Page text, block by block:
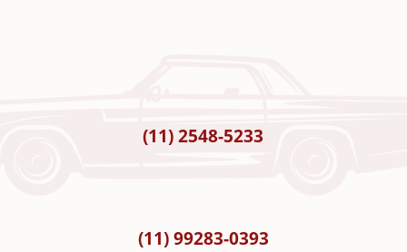
(11) 2548-5233
(11) 99283-0393